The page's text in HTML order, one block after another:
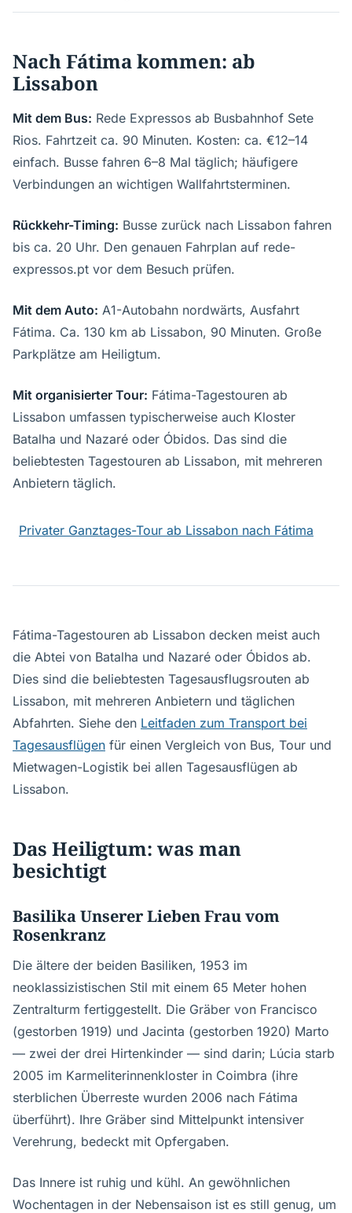
Nach Fátima kommen: ab
Lissabon
Mit dem Bus: Rede Expressos ab Busbahnhof Sete
Rios. Fahrtzeit ca. 90 Minuten. Kosten: ca. €12–14
einfach. Busse fahren 6–8 Mal täglich; häufigere
Verbindungen an wichtigen Wallfahrtsterminen.
Rückkehr-Timing: Busse zurück nach Lissabon fahren
bis ca. 20 Uhr. Den genauen Fahrplan auf rede-
expressos.pt vor dem Besuch prüfen.
Mit dem Auto: A1-Autobahn nordwärts, Ausfahrt
Fátima. Ca. 130 km ab Lissabon, 90 Minuten. Große
Parkplätze am Heiligtum.
Mit organisierter Tour: Fátima-Tagestouren ab
Lissabon umfassen typischerweise auch Kloster
Batalha und Nazaré oder Óbidos. Das sind die
beliebtesten Tagestouren ab Lissabon, mit mehreren
Anbietern täglich.
Privater Ganztages-Tour ab Lissabon nach Fátima
Fátima-Tagestouren ab Lissabon decken meist auch
die Abtei von Batalha und Nazaré oder Óbidos ab.
Dies sind die beliebtesten Tagesausflugsrouten ab
Lissabon, mit mehreren Anbietern und täglichen
Abfahrten. Siehe den Leitfaden zum Transport bei
Tagesausflügen für einen Vergleich von Bus, Tour und
Mietwagen-Logistik bei allen Tagesausflügen ab
Lissabon.
Das Heiligtum: was man
besichtigt
Basilika Unserer Lieben Frau vom
Rosenkranz
Die ältere der beiden Basiliken, 1953 im
neoklassizistischen Stil mit einem 65 Meter hohen
Zentralturm fertiggestellt. Die Gräber von Francisco
(gestorben 1919) und Jacinta (gestorben 1920) Marto
— zwei der drei Hirtenkinder — sind darin; Lúcia starb
2005 im Karmeliterinnenkloster in Coimbra (ihre
sterblichen Überreste wurden 2006 nach Fátima
überführt). Ihre Gräber sind Mittelpunkt intensiver
Verehrung, bedeckt mit Opfergaben.
Das Innere ist ruhig und kühl. An gewöhnlichen
Wochentagen in der Nebensaison ist es still genug, um